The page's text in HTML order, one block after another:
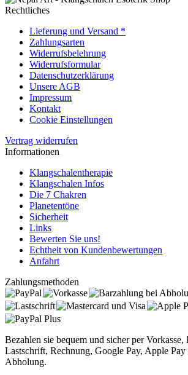
Rechtliches
Lieferung und Versand *
Zahlungsarten
Widerrufsbelehrung
Widerrufsformular
Datenschutzerklärung
Unsere AGB
Impressum
Kontakt
Cookie Einstellungen
Vertrag widerrufen
Informationen
Klangschalentherapie
Klangschalen Infos
Die 7 Chakren
Planetentöne
Sicherheit
Links
Bewerten Sie uns!
Echtheit von Kundenbewertungen
Anfahrt
Zahlungsmethoden
Bezahlen sie bequem und sicher per
Lastschrift, Rechnung, Google Pay, Apple
Abholung.